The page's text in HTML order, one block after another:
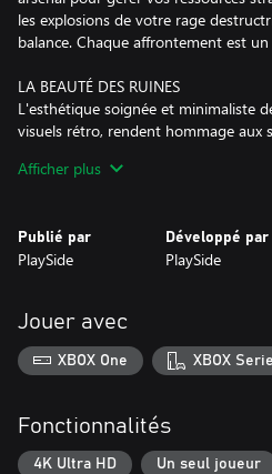
les explosions de votre rage
balance. Chaque affrontement est
LA BEAUTÉ DES RUINES
L'esthétique soignée et minimaliste
visuels rétro, rendent hommage aux
déroulant sur cinq arènes
les Abysses.
Survivez aux assauts surnaturels et
débloquer des équipements
Chevalier et faire évoluer les
Apprenez à maîtriser certaines
KNIGHT. Visez les classements
carnage.
Afficher plus
Publié par
PlaySide
Développé par
PlaySide
Jouer avec
XBOX One XBOX
Fonctionnalités
4K Ultra HD Un seul joueur